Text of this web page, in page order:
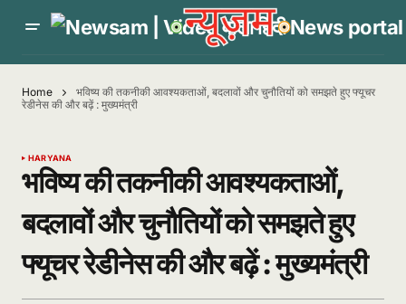
Home
भविष्य की तकनीकी आवश्यकताओं, बदलावों और चुनौतियों को समझते हुए फ्यूचर
रेडीनेस की और बढ़ें : मुख्यमंत्री
HARYANA
भविष्य की तकनीकी आवश्यकताओं,
बदलावों और चुनौतियों को समझते हुए
फ्यूचर रेडीनेस की और बढ़ें : मुख्यमंत्री